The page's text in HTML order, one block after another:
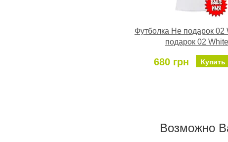
Футболка Не подарок 02
подарок 02 White
680 грн Купить
Возможно